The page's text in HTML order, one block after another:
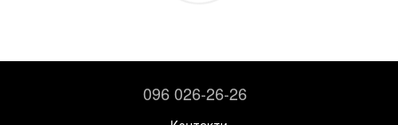
096 026-26-26